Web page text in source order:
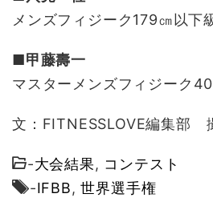
メンズフィジーク179㎝以
■甲藤壽一
マスターメンズフィジーク
文：FITNESSLOVE編集部
-大会結果, コンテスト
-IFBB,世界選手権